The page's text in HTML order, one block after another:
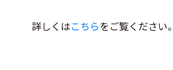
詳しくはこちらをご覧ください。